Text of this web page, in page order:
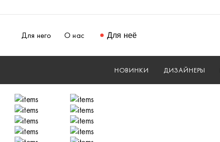
Для него О нас Для неё
НОВИНКИ ДИЗАЙНЕРЫ